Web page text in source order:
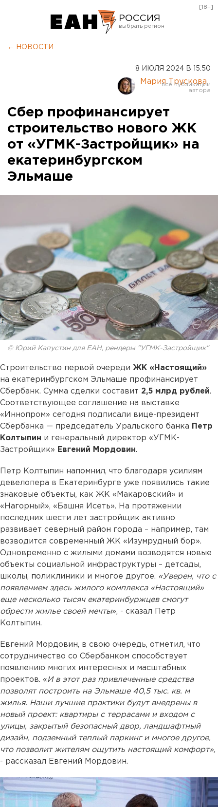
РОССИЯ
Курган
Оренбург
[18+]
← НОВОСТИ
8 ИЮЛЯ 2024 В 15:50
Мария Трускова
Сбер профинансирует
строительство нового ЖК
от «УГМК-Застройщик» на
екатеринбургском
Эльмаше
© Юрий Капустин для ЕАН, рендеры "УГМК-Застройщик"
Строительство первой очереди ЖК «Настоящий»
на екатеринбургском Эльмаше профинансирует
Сбербанк. Сумма сделки составит 2,5 млрд рублей.
Соответствующее соглашение на выставке
«Иннопром» сегодня подписали вице-президент
Сбербанка — председатель Уральского банка
Петр
Колтыпин и генеральный директор «УГМК-
Застройщик» Евгений Мордовин.
Петр Колтыпин напомнил, что благодаря усилиям
девелопера в Екатеринбурге уже появились такие
знаковые объекты, как ЖК «Макаровский» и
«Нагорный», «Башня Исеть». На протяжении
последних шести лет застройщик активно
развивает северный район города – например, там
возводится современный ЖК «Изумрудный бор».
Одновременно с жилыми домами возводятся новые
объекты социальной инфраструктуры – детсады,
школы, поликлиники и многое другое. «Уверен, что с
появлением здесь жилого комплекса «Настоящий»
еще несколько тысяч екатеринбуржцев смогут
обрести жилье своей мечты», - сказал Петр
Колтыпин.
Евгений Мордовин, в свою очередь, отметил, что
сотрудничество со Сбербанком способствует
появлению многих интересных и масштабных
проектов. «И в этот раз привлеченные средства
позволят построить на Эльмаше 40,5 тыс. кв. м
жилья. Наши лучшие практики будут внедрены в
новый проект: квартиры с террасами и входом с
улицы, закрытый безопасный двор, ландшафтный
дизайн, подземный теплый паркинг и многое другое,
что позволит жителям ощутить настоящий комфорт»,
- рассказал Евгений Мордовин.